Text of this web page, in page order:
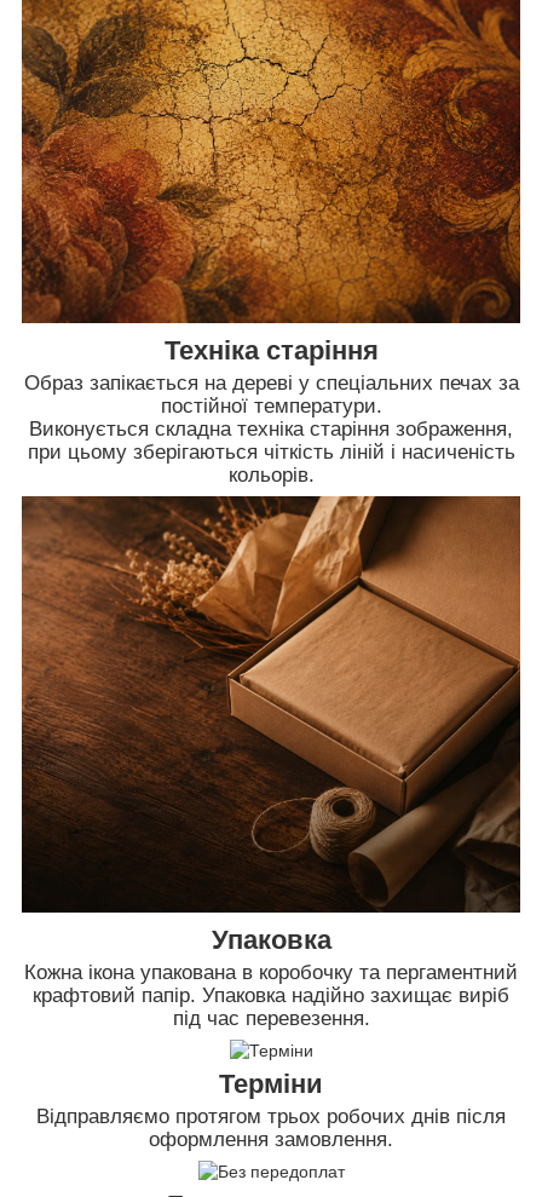
Техніка старіння
Образ запікається на дереві у спеціальних печах за
постійної температури.
Виконується складна техніка старіння зображення,
при цьому зберігаються чіткість ліній і насиченість
кольорів.
Упаковка
Кожна ікона упакована в коробочку та пергаментний
крафтовий папір. Упаковка надійно захищає виріб
під час перевезення.
Терміни
Відправляємо протягом трьох робочих днів після
оформлення замовлення.